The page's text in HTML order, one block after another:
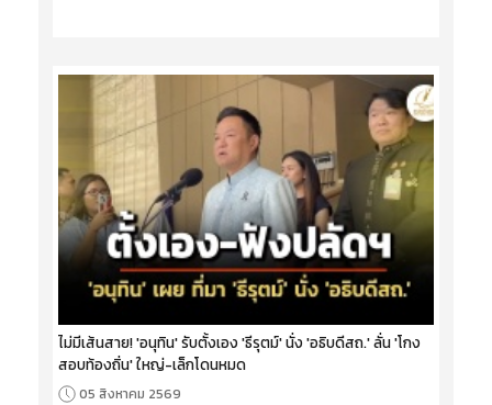
ไม่มีเส้นสาย! 'อนุทิน' รับตั้งเอง 'ธีรุตม์' นั่ง 'อธิบดีสถ.' ลั่น 'โกง
สอบท้องถิ่น' ใหญ่-เล็กโดนหมด
05 สิงหาคม 2569